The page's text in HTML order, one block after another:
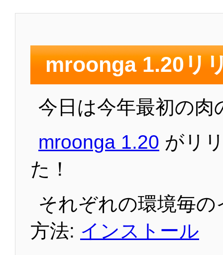
mroonga 1.20リ
今日は今年最初の肉
mroonga 1.20 がリ
た！
それぞれの環境毎
方法: インストール